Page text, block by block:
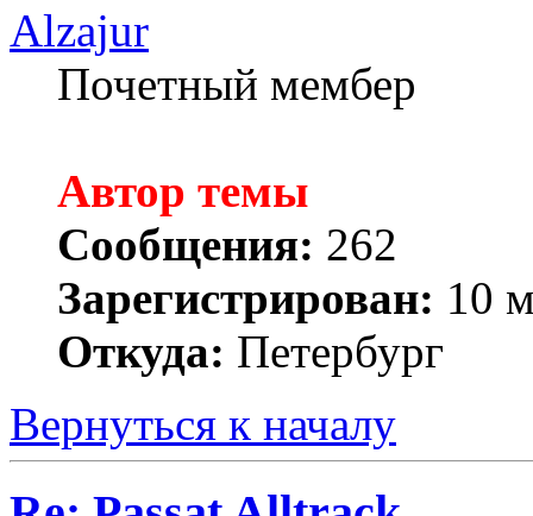
Alzajur
Почетный мембер
Автор темы
Сообщения: 262
Зарегистрирован: 10
Откуда: Петербург
Вернуться к началу